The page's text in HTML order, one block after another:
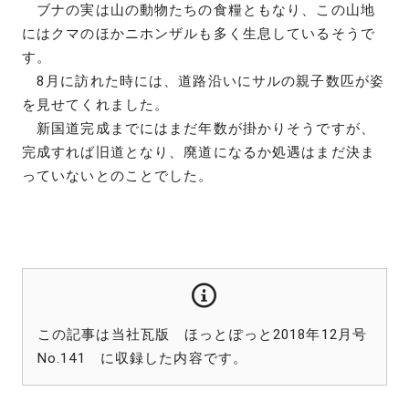
ブナの実は山の動物たちの食糧ともなり、この山地
にはクマのほかニホンザルも多く生息しているそうで
す。
8月に訪れた時には、道路沿いにサルの親子数匹が姿
を見せてくれました。
新国道完成までにはまだ年数が掛かりそうですが、
完成すれば旧道となり、廃道になるか処遇はまだ決ま
っていないとのことでした。
この記事は当社瓦版 ほっとぽっと2018年12月号
No.141 に収録した内容です。